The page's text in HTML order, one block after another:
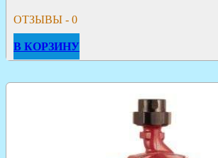
ОТЗЫВЫ - 0
В КОРЗИНУ